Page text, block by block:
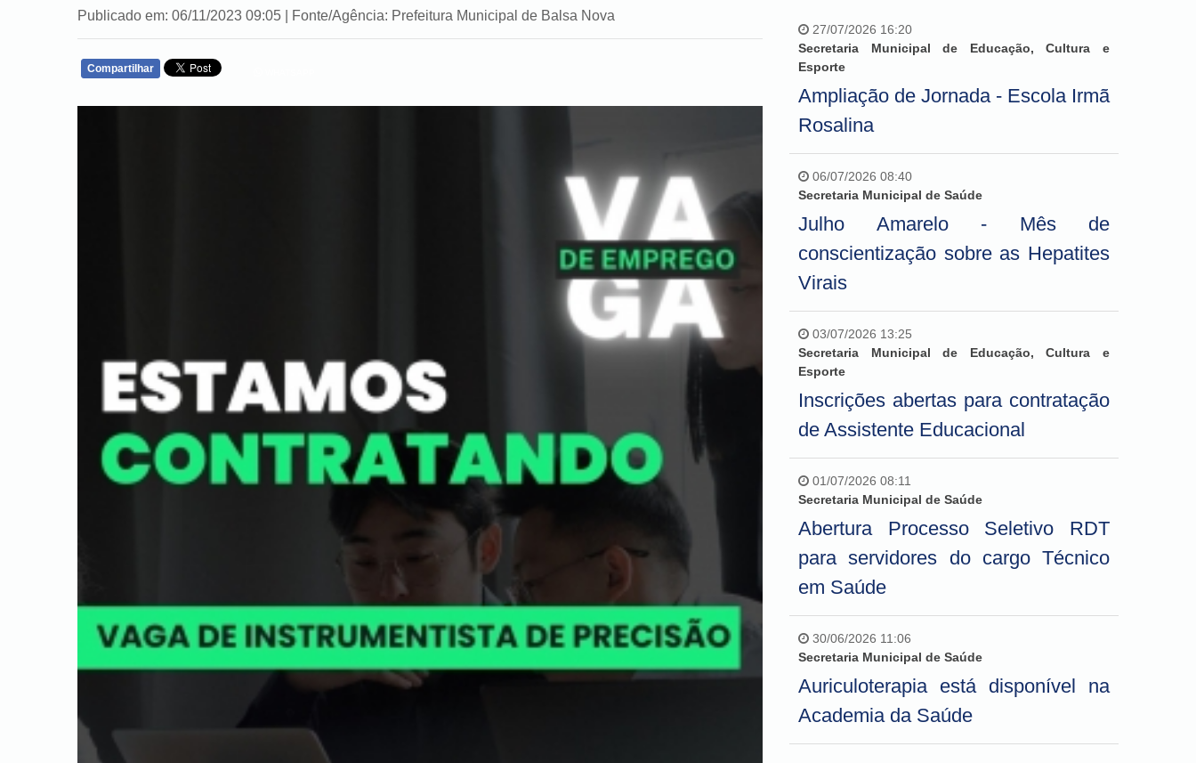
Publicado em: 06/11/2023 09:05 | Fonte/Agência: Prefeitura Municipal de Balsa Nova
Compartilhar
27/07/2026 16:20
Secretaria Municipal de Educação, Cultura e
Esporte
Ampliação de Jornada - Escola Irmã
Rosalina
06/07/2026 08:40
Secretaria Municipal de Saúde
Julho Amarelo - Mês de
conscientização sobre as Hepatites
Virais
03/07/2026 13:25
Secretaria Municipal de Educação, Cultura e
Esporte
Inscrições abertas para contratação
de Assistente Educacional
01/07/2026 08:11
Secretaria Municipal de Saúde
Abertura Processo Seletivo RDT
para servidores do cargo Técnico
em Saúde
30/06/2026 11:06
Secretaria Municipal de Saúde
Auriculoterapia está disponível na
Academia da Saúde